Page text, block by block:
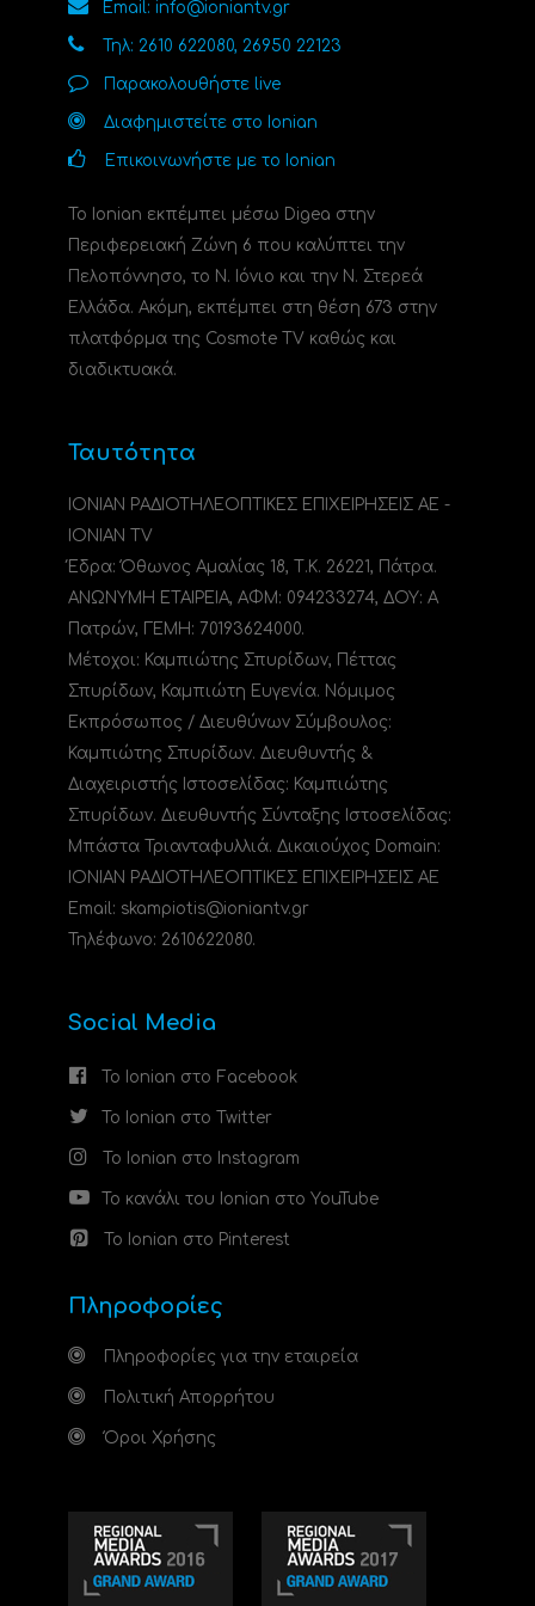
Email: info@ioniantv.gr
Τηλ: 2610 622080, 26950 22123
Παρακολουθήστε live
Διαφημιστείτε στο Ionian
Επικοινωνήστε με το Ionian
Το Ionian εκπέμπει μέσω Digea στην
Περιφερειακή Ζώνη 6 που καλύπτει την
Πελοπόννησο, το N. Ιόνιο και την Ν. Στερεά
Ελλάδα. Ακόμη, εκπέμπει στη θέση 673 στην
πλατφόρμα της Cosmote TV καθώς και
διαδικτυακά.
Ταυτότητα
ΙΟΝΙΑΝ ΡΑΔΙΟΤΗΛΕΟΠΤΙΚΕΣ ΕΠΙΧΕΙΡΗΣΕΙΣ ΑΕ -
IONIAN TV
Έδρα: Όθωνος Αμαλίας 18, Τ.Κ. 26221, Πάτρα.
ΑΝΩΝΥΜΗ ΕΤΑΙΡΕΙΑ, ΑΦΜ: 094233274, ΔΟΥ: A
Πατρών, ΓΕΜΗ: 70193624000.
Μέτοχοι: Καμπιώτης Σπυρίδων, Πέττας
Σπυρίδων, Καμπιώτη Ευγενία. Νόμιμος
Εκπρόσωπος / Διευθύνων Σύμβουλος:
Καμπιώτης Σπυρίδων. Διευθυντής &
Διαχειριστής Ιστοσελίδας: Καμπιώτης
Σπυρίδων. Διευθυντής Σύνταξης Ιστοσελίδας:
Μπάστα Τριανταφυλλιά. Δικαιούχος Domain:
ΙΟΝΙΑΝ ΡΑΔΙΟΤΗΛΕΟΠΤΙΚΕΣ ΕΠΙΧΕΙΡΗΣΕΙΣ ΑΕ
Email: skampiotis@ioniantv.gr
Τηλέφωνο: 2610622080.
Social Media
Το Ionian στο Facebook
Το Ionian στο Twitter
Το Ionian στο Instagram
Το κανάλι του Ionian στο YouTube
Το Ionian στο Pinterest
Πληροφορίες
Πληροφορίες για την εταιρεία
Πολιτική Απορρήτου
Όροι Χρήσης